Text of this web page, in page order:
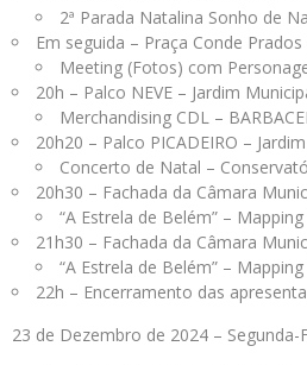
2ª Parada Natalina Sonho de
Em seguida – Praça Conde
Meeting (Fotos) com
20h – Palco NEVE – Jardim
Merchandising CDL –
20h20 – Palco PICADEIRO –
Concerto de Natal –
20h30 – Fachada da Câmara
“A Estrela de Belém” –
21h30 – Fachada da Câmara
“A Estrela de Belém” –
22h – Encerramento das
23 de Dezembro de 2024 – Segunda-